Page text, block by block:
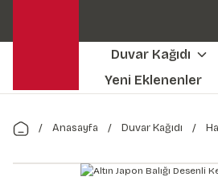
Duvar Kağıdı
Yeni Eklenenler
Anasayfa Duvar Kağıdı